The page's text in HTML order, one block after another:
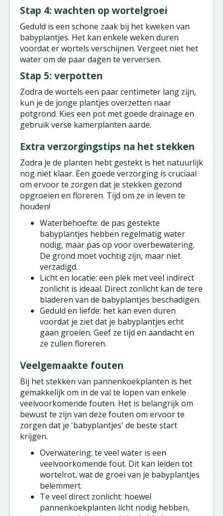
Stap 4: wachten op wortelgroei
Geduld is een schone zaak bij het kweken van
babyplantjes. Het kan enkele weken duren
voordat er wortels verschijnen. Vergeet niet het
water om de paar dagen te verversen.
Stap 5: verpotten
Zodra de wortels een paar centimeter lang zijn,
kun je de jonge plantjes overzetten naar
potgrond. Kies een pot met goede drainage en
gebruik verse kamerplanten aarde.
Extra verzorgingstips na het stekken
Zodra je de planten hebt gestekt is het natuurlijk
nog niet klaar. Een goede verzorging is cruciaal
om ervoor te zorgen dat je stekken gezond
opgroeien en floreren. Tijd om ze in leven te
houden!
Waterbehoefte: de pas gestekte
babyplantjes hebben regelmatig water
nodig, maar pas op voor overbewatering.
De grond moet vochtig zijn, maar niet
verzadigd.
Licht en locatie: een plek met veel indirect
zonlicht is ideaal. Direct zonlicht kan de tere
bladeren van de babyplantjes beschadigen.
Geduld en liefde: het kan even duren
voordat je ziet dat je babyplantjes echt
gaan groeien. Geef ze tijd en aandacht en
ze zullen floreren.
Veelgemaakte fouten
Bij het stekken van pannenkoekplanten is het
gemakkelijk om in de val te lopen van enkele
veelvoorkomende fouten. Het is belangrijk om
bewust te zijn van deze fouten om ervoor te
zorgen dat je 'babyplantjes' de beste start
krijgen.
Overwatering: te veel water is een
veelvoorkomende fout. Dit kan leiden tot
wortelrot, wat de groei van je babyplantjes
belemmert.
Te veel direct zonlicht: hoewel
pannenkoekplanten licht nodig hebben,